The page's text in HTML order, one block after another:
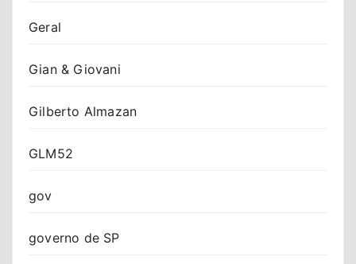
Geral
Gian & Giovani
Gilberto Almazan
GLM52
gov
governo de SP